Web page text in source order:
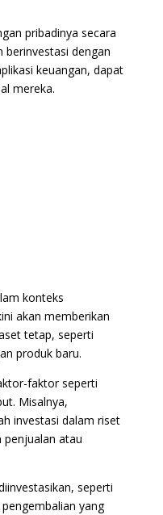
pribadinya secara
dengan
keuangan, dapat
mereka.
konteks
akan memberikan
tetap, seperti
produk baru.
faktor seperti
Misalnya,
investasi dalam riset
penjualan atau
seperti
yang